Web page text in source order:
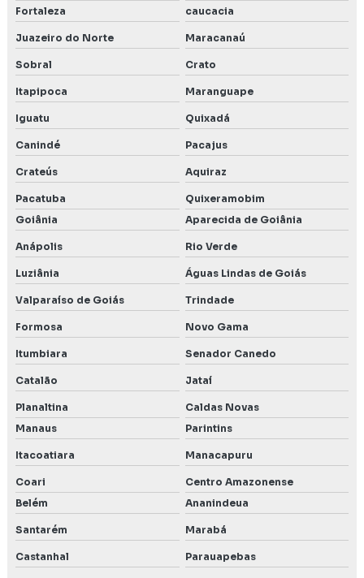
Fortaleza
caucacia
Juazeiro do Norte Maracanaú
Sobral Crato
Itapipoca Maranguape
Iguatu Quixadá
Canindé Pacajus
Crateús Aquiraz
Pacatuba
Quixeramobim
Goiânia
Aparecida de Goiânia
Anápolis Rio Verde
Luziânia Águas Lindas de Goiás
Valparaíso de Goiás Trindade
Formosa Novo Gama
Itumbiara Senador Canedo
Catalão Jataí
Planaltina
Caldas Novas
Manaus
Parintins
Itacoatiara Manacapuru
Coari
Centro Amazonense
Belém
Ananindeua
Santarém Marabá
Castanhal Parauapebas